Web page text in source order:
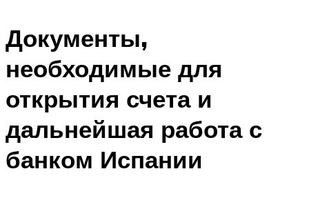
Документы,
необходимые для
открытия счета и
дальнейшая работа с
банком Испании